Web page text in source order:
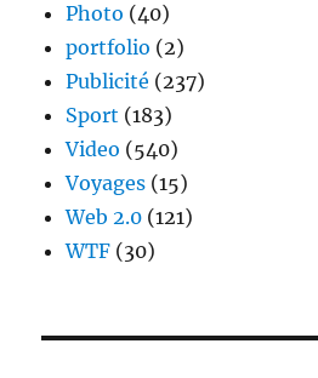
Photo (40)
portfolio (2)
Publicité (237)
Sport (183)
Video (540)
Voyages (15)
Web 2.0 (121)
WTF (30)